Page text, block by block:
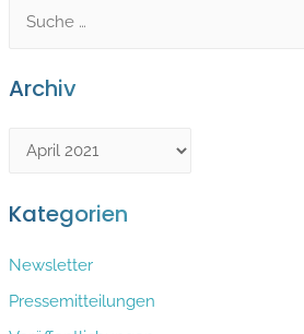
r
:
Archiv
c
i
v
Kategorien
Newsletter
Pressemitteilungen